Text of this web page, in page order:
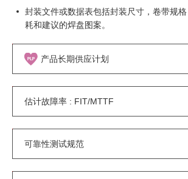
封装文件或数据表包括封装尺寸，卷带规
耗和建议的焊盘图案。
产品长期供应计划
估计故障率 : FIT/MTTF
可靠性测试规范